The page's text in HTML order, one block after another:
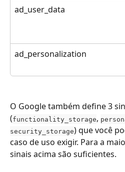
ad_user_data
ad_personalization
O Google também define 3
(functionality_storage,
security_storage) que você
caso de uso exigir. Para a
sinais acima são suficientes.